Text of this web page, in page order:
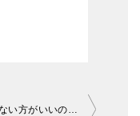
みんなの肌潤ろーしょんは、肌潤糖クリアとは併用しない方がいいのはなぜ？